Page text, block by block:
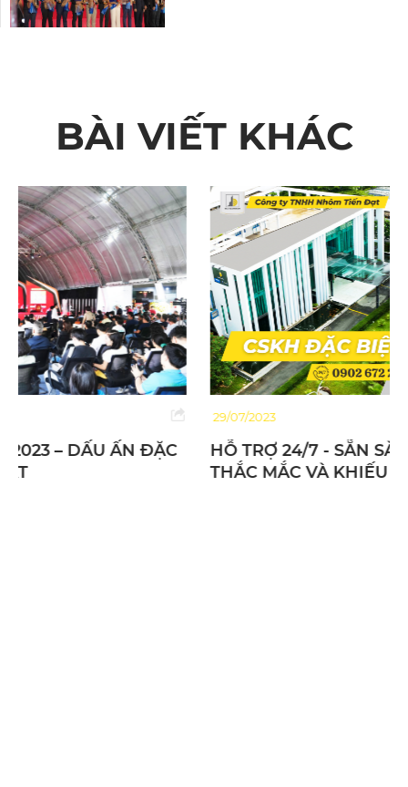
BÀI VIẾT KHÁC
HỖ TRỢ 24/7 - SẴN SÀNG GIẢI QUYẾT MỌI
THẮC MẮC VÀ KHIẾU NẠI CỦA BẠN